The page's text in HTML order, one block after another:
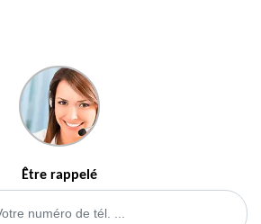
Être rappelé